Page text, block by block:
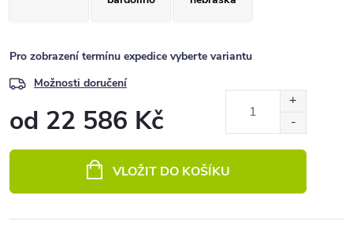
Pro zobrazení termínu expedice vyberte variantu
Možnosti doručení
od 22 586 Kč
VLOŽIT DO KOŠÍKU